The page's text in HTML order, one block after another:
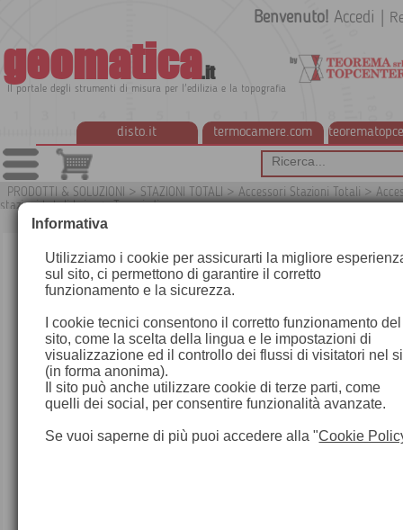
geomatica.it
Il portale degli strumenti di misura per l'edilizia e la topografia
disto.it termocamere.com
Benvenuto! Accedi
PRODOTTI & SOLUZIONI > STAZIONI TOTALI > Accessori Stazioni Totali >
stazioni totali Leica>Treppiedi
Informativa
Utilizziamo i cookie per assicurarti la migliore
sul sito, ci permettono di garantire il corretto
funzionamento e la sicurezza.
I cookie tecnici consentono il corretto funzionamento del
sito, come la scelta della lingua e le impostazioni di
visualizzazione ed il controllo dei flussi di visitatori nel
(in forma anonima).
Il sito può anche utilizzare cookie di terze parti, come
quelli dei social, per consentire funzionalità avanzate.
Se vuoi saperne di più puoi accedere alla "Cookie